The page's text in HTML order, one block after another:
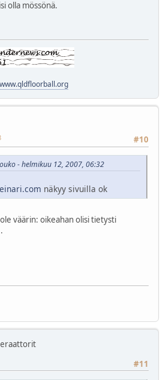
olla mössönä.
www.qldfloorball.org
#10
- helmikuu 12, 2007, 06:32
näkyy sivuilla ok
väärin: oikeahan olisi tietysti
.
#11